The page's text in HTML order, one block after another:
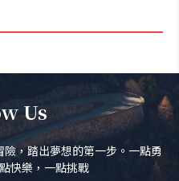
Us
，踏出夢想的第一步。一點勇
快樂，一點挑戰